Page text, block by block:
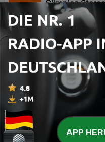
Olímpica
Goza la musica que
Pop / Top 40
Cumbias
Las Inmortales de la
Mexikanische
Radiolé
Radiolé, la alegría
13.8K
Latina Bachata
Le Son Latino
APP